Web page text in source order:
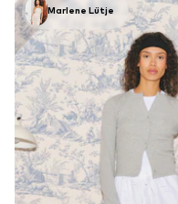
Marlene Lütje